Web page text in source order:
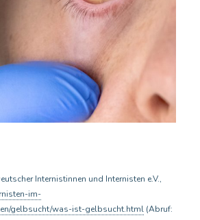
Internistinnen und Internisten e.V.,
im-
gelbsucht/was-ist-gelbsucht.html (Abruf: